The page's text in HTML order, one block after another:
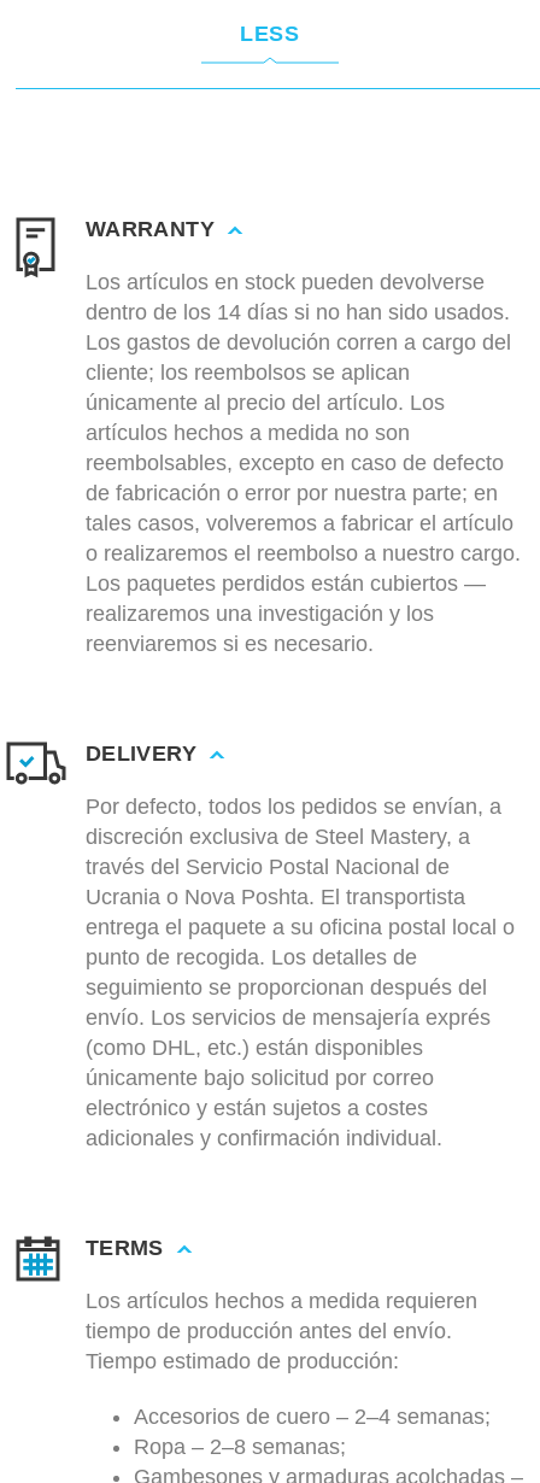
LESS
WARRANTY
Los artículos en stock pueden devolverse
dentro de los 14 días si no han sido usados.
Los gastos de devolución corren a cargo del
cliente; los reembolsos se aplican
únicamente al precio del artículo. Los
artículos hechos a medida no son
reembolsables, excepto en caso de defecto
de fabricación o error por nuestra parte; en
tales casos, volveremos a fabricar el artículo
o realizaremos el reembolso a nuestro cargo.
Los paquetes perdidos están cubiertos —
realizaremos una investigación y los
reenviaremos si es necesario.
DELIVERY
Por defecto, todos los pedidos se envían, a
discreción exclusiva de Steel Mastery, a
través del Servicio Postal Nacional de
Ucrania o Nova Poshta. El transportista
entrega el paquete a su oficina postal local o
punto de recogida. Los detalles de
seguimiento se proporcionan después del
envío. Los servicios de mensajería exprés
(como DHL, etc.) están disponibles
únicamente bajo solicitud por correo
electrónico y están sujetos a costes
adicionales y confirmación individual.
TERMS
Los artículos hechos a medida requieren
tiempo de producción antes del envío.
Tiempo estimado de producción:
Accesorios de cuero – 2–4 semanas;
Ropa – 2–8 semanas;
Gambesones y armaduras acolchadas –